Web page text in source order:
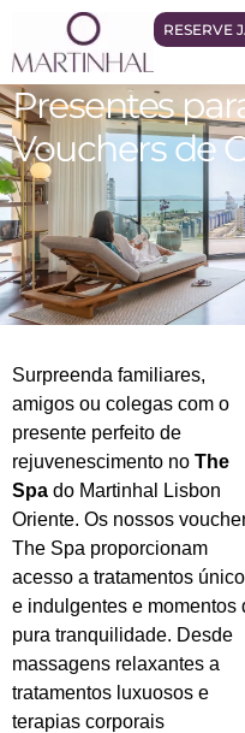
RESERVE
Presentes
Vouchers de
Surpreenda familiares,
amigos ou colegas com o
presente perfeito de
rejuvenescimento no The
Spa do Martinhal Lisbon
Oriente. Os nossos
The Spa proporcionam
acesso a tratamentos
e indulgentes e momentos
pura tranquilidade. Desde
massagens relaxantes a
tratamentos luxuosos e
terapias corporais